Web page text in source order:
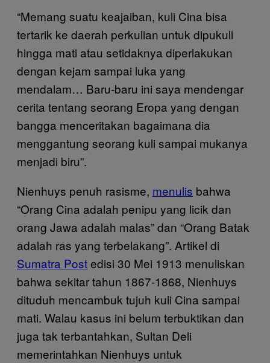
“Memang suatu keajaiban, kuli Cina bisa
tertarik ke daerah perkulian untuk dipukuli
hingga mati atau setidaknya diperlakukan
dengan kejam sampai luka yang
mendalam… Baru-baru ini saya mendengar
cerita tentang seorang Eropa yang dengan
bangga menceritakan bagaimana dia
menggantung seorang kuli sampai mukanya
menjadi biru”.
Nienhuys penuh rasisme, menulis bahwa
“Orang Cina adalah penipu yang licik dan
orang Jawa adalah malas” dan “Orang Batak
adalah ras yang terbelakang”. Artikel di
Sumatra Postedisi 30 Mei 1913 menuliskan
bahwa sekitar tahun 1867-1868, Nienhuys
dituduh mencambuk tujuh kuli Cina sampai
mati. Walau kasus ini belum terbuktikan dan
juga tak terbantahkan, Sultan Deli
memerintahkan Nienhuys untuk